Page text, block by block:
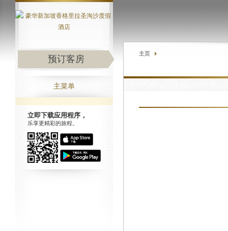
预订客房
主菜单
立即下载应用程序，
乐享更精彩的旅程。
主页